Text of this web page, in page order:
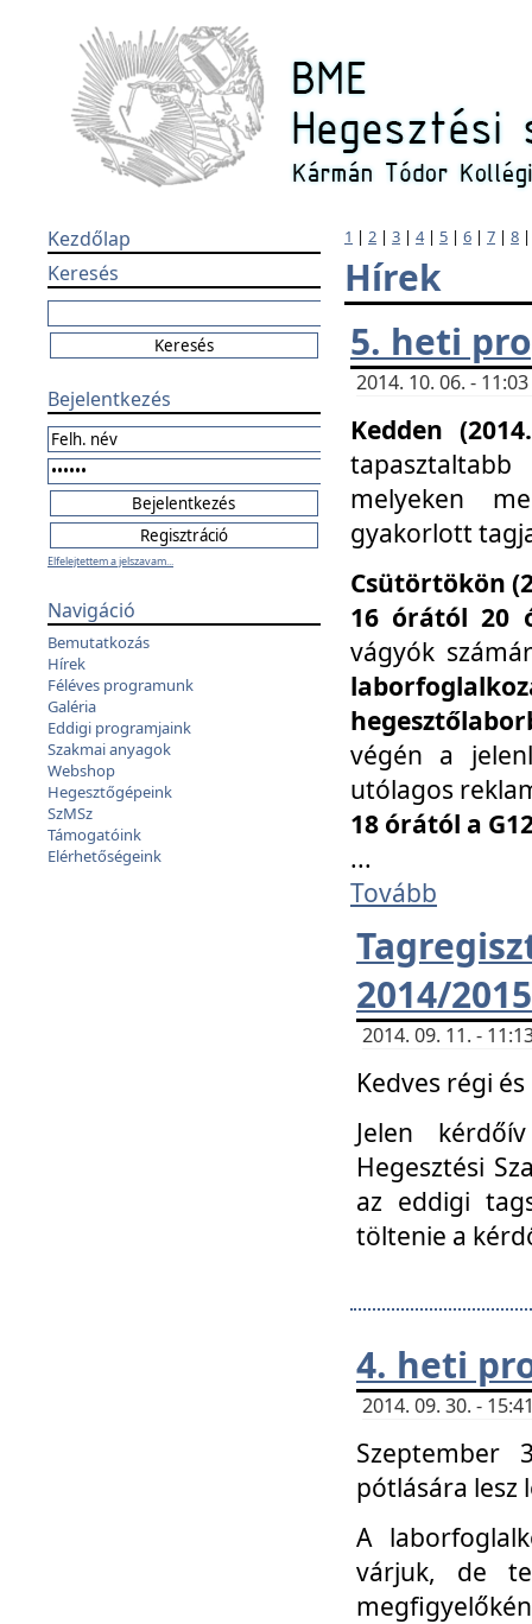
Kezdőlap
Keresés
Bejelentkezés
Elfelejtettem a jelszavam...
Navigáció
Bemutatkozás
Hírek
Féléves programunk
Galéria
Eddigi programjaink
Szakmai anyagok
Webshop
Hegesztőgépeink
SzMSz
Támogatóink
Elérhetőségeink
1 | 2 | 3 | 4| 5 | 6 | 7 | 8
Hírek
5. heti
2014. 10. 06. -
Kedden
melyeken
gyakorlott
Csütörtökön
16 órától 20
vágyók
végén a
utólagos
18 órától a
...
Tovább
2014/
2014. 09. 11. -
Kedves régi
Jelen
Hegesztési
az eddigi
töltenie a
4. heti
2014. 09. 30. -
Szeptember
pótlására lesz
A
várjuk, de